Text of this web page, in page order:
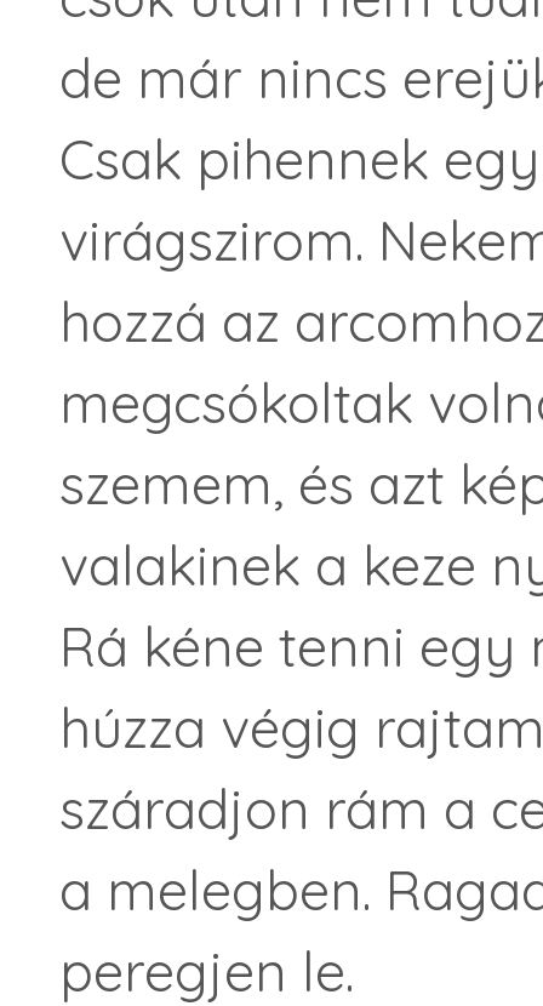
de már nincs
Csak pihennek
virágszirom.
hozzá az
megcsókoltak
szemem, és azt
valakinek a keze
Rá kéne tenni egy
húzza végig
száradjon rám a
a melegben.
peregjen le.